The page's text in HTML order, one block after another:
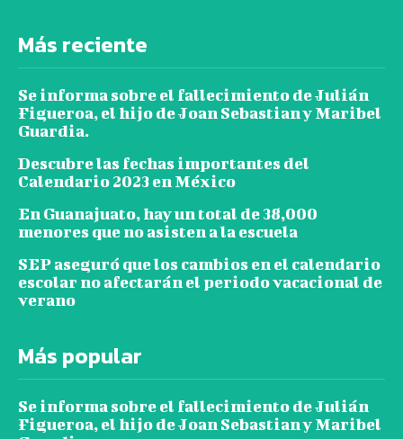
Más reciente
Se informa sobre el fallecimiento de Julián
Figueroa, el hijo de Joan Sebastian y Maribel
Guardia.
Descubre las fechas importantes del
Calendario 2023 en México
En Guanajuato, hay un total de 38,000
menores que no asisten a la escuela
SEP aseguró que los cambios en el calendario
escolar no afectarán el periodo vacacional de
verano
Más popular
Se informa sobre el fallecimiento de Julián
Figueroa, el hijo de Joan Sebastian y Maribel